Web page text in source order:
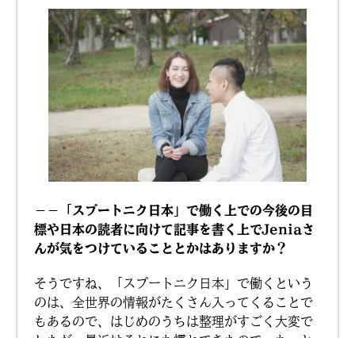
－－「スプートニク日本」で働く上での今後の目
標や日本の読者に向けて記事を書く上でJeniaさ
んが気をつけていることとかはありますか？
そうですね、「スプートニク日本」で働くという
のは、全世界の情報がたくさん入ってくることで
もあるので、はじめのうちは整理がすごく大変で